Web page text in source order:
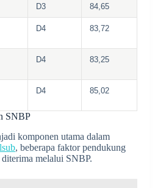
D3 84,65
D4 83,72
D4 83,25
D4 85,02
SNBP
komponen utama dalam
, beberapa faktor pendukung
melalui SNBP.